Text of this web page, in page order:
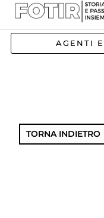
AGENTI
TORNA INDIETRO